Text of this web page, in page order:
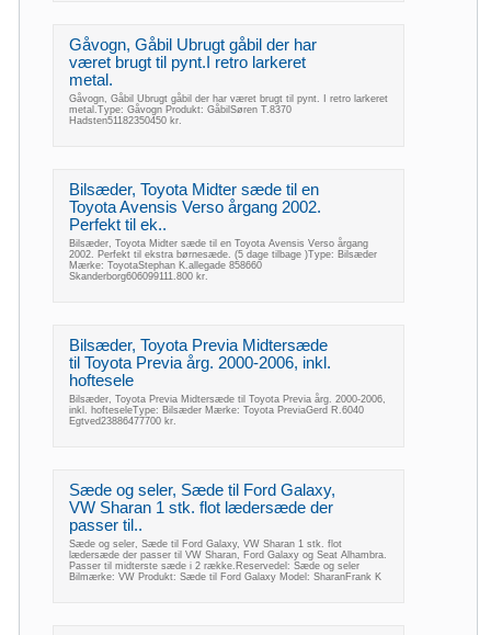
Gåvogn, Gåbil Ubrugt gåbil der har
været brugt til pynt.I retro larkeret
metal.
Gåvogn, Gåbil Ubrugt gåbil der har været brugt til pynt. I retro larkeret
metal.Type: Gåvogn Produkt: GåbilSøren T.8370
Hadsten51182350450 kr.
Bilsæder, Toyota Midter sæde til en
Toyota Avensis Verso årgang 2002.
Perfekt til ek..
Bilsæder, Toyota Midter sæde til en Toyota Avensis Verso årgang
2002. Perfekt til ekstra børnesæde. (5 dage tilbage )Type: Bilsæder
Mærke: ToyotaStephan K.allegade 858660
Skanderborg606099111.800 kr.
Bilsæder, Toyota Previa Midtersæde
til Toyota Previa årg. 2000-2006, inkl.
hoftesele
Bilsæder, Toyota Previa Midtersæde til Toyota Previa årg. 2000-2006,
inkl. hofteseleType: Bilsæder Mærke: Toyota PreviaGerd R.6040
Egtved23886477700 kr.
Sæde og seler, Sæde til Ford Galaxy,
VW Sharan 1 stk. flot lædersæde der
passer til..
Sæde og seler, Sæde til Ford Galaxy, VW Sharan 1 stk. flot
lædersæde der passer til VW Sharan, Ford Galaxy og Seat Alhambra.
Passer til midterste sæde i 2 række.Reservedel: Sæde og seler
Bilmærke: VW Produkt: Sæde til Ford Galaxy Model: SharanFrank K